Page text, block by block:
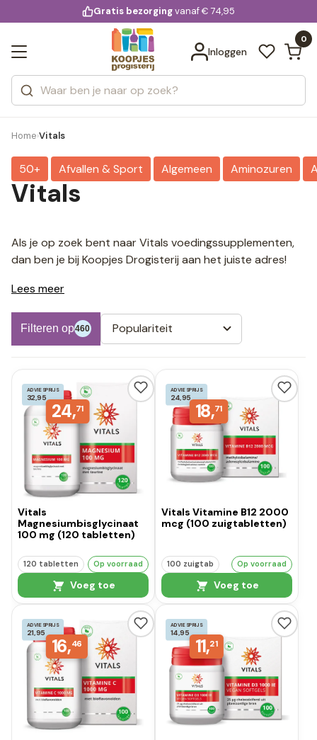
voor 20:00 uur besteld
Gratis bezorgingvanaf € 74,95
Inloggen
0
Zoeken
Categorieën
Merken
Bekijk alle resultaten
Home›Vitals
50+ Afvallen & Sport Algemeen Aminozuren
Vitals
Als je op zoek bent naar Vitals voedingssupplementen,
dan ben je bij Koopjes Drogisterij aan het juiste adres!
Lees meer
Filteren op460 Populariteit
ADVIESPRIJS
32,95
24,71
Vitals
Magnesiumbisglycinaat
100 mg (120 tabletten)
120 tabletten Op voorraad
Voeg toe
ADVIESPRIJS
24,95
18,71
Vitals Vitamine B12 2000
mcg (100 zuigtabletten)
100 zuigtab Op voorraad
Voeg toe
ADVIESPRIJS
21,95
16,46
ADVIESPRIJS
14,95
11,21